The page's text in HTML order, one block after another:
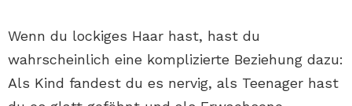
Wenn du lockiges Haar hast, hast du
wahrscheinlich eine komplizierte Beziehung dazu:
Als Kind fandest du es nervig, als Teenager hast